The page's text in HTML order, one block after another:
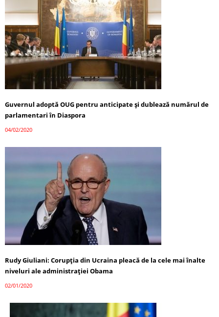
Guvernul adoptă OUG pentru anticipate și dublează numărul de
parlamentari în Diaspora
04/02/2020
Rudy Giuliani: Corupția din Ucraina pleacă de la cele mai înalte
niveluri ale administrației Obama
02/01/2020